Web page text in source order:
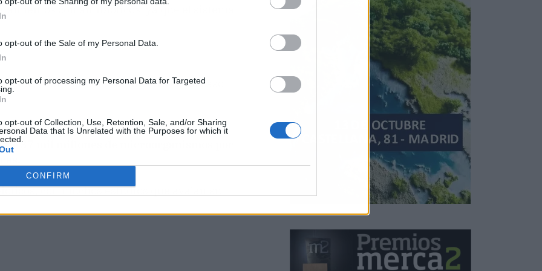
opt-out of the Sale of my Personal Data.
opt-out of processing my Personal Data for Targeted
opt-out of Collection, Use, Retention, Sale, and/or Sharing
Data that Is Unrelated with the Purposes for which it
CONFIRM
con antibióticos, ya que el sistema
Naturflora de Naturtierra es un caso
alimenticio elaborado a base de
37 mil millones de microorganismos por
con muchos estudios que avalan su